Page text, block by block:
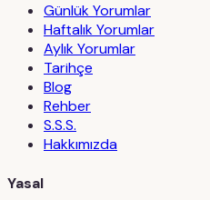
Günlük Yorumlar
Haftalık Yorumlar
Aylık Yorumlar
Tarihçe
Blog
Rehber
S.S.S.
Hakkımızda
Yasal